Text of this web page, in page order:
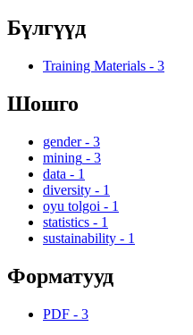
Бүлгүүд
Training Materials - 3
Шошго
gender - 3
mining - 3
data - 1
diversity - 1
oyu tolgoi - 1
statistics - 1
sustainability - 1
Форматууд
PDF - 3